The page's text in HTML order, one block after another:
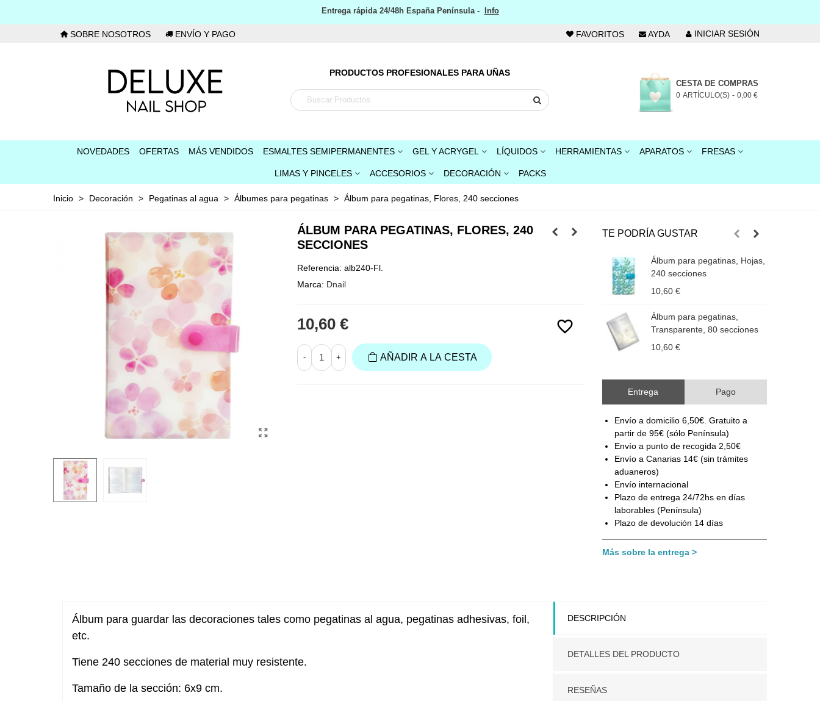
Entrega rápida 24/48h España Península - Info
SOBRE NOSOTROS ENVÍO Y PAGO FAVORITOS AYDA INICIAR SESIÓN
PRODUCTOS PROFESIONALES PARA UÑAS
CESTA DE COMPRAS
0 ARTÍCULO(S) - 0,00 €
NOVEDADES OFERTAS MÁS VENDIDOS ESMALTES SEMIPERMANENTES GEL Y ACRYGEL LÍQUIDOS HERRAMIENTAS APARATOS FRESAS
LIMAS Y PINCELES ACCESORIOS DECORACIÓN PACKS
Inicio > Decoración > Pegatinas al agua > Álbumes para pegatinas > Álbum para pegatinas, Flores, 240 secciones
ÁLBUM PARA PEGATINAS, FLORES, 240
SECCIONES
Referencia: alb240-Fl.
Marca: Dnail
favorite_border
10,60 €
- + AÑADIR A LA CESTA
TE PODRÍA GUSTAR
Álbum para pegatinas, Hojas,
240 secciones
10,60 €
Álbum para pegatinas,
Transparente, 80 secciones
10,60 €
Entrega Pago
Envío a domicilio 6,50€. Gratuito a
partir de 95€ (sólo Península)
Envío a punto de recogida 2,50€
Envío a Canarias 14€ (sin trámites
aduaneros)
Envío internacional
Plazo de entrega 24/72hs en días
laborables (Península)
Plazo de devolución 14 días
Más sobre la entrega
DESCRIPCIÓN
DETALLES DEL PRODUCTO
RESEÑAS
Álbum para guardar las decoraciones tales como pegatinas al agua, pegatinas adhesivas, foil,
etc.
Tiene 240 secciones de material muy resistente.
Tamaño de la sección: 6x9 cm.